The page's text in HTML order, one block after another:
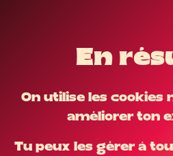
En
On utilise les cookies
améliorer ton
Tu peux les gérer à